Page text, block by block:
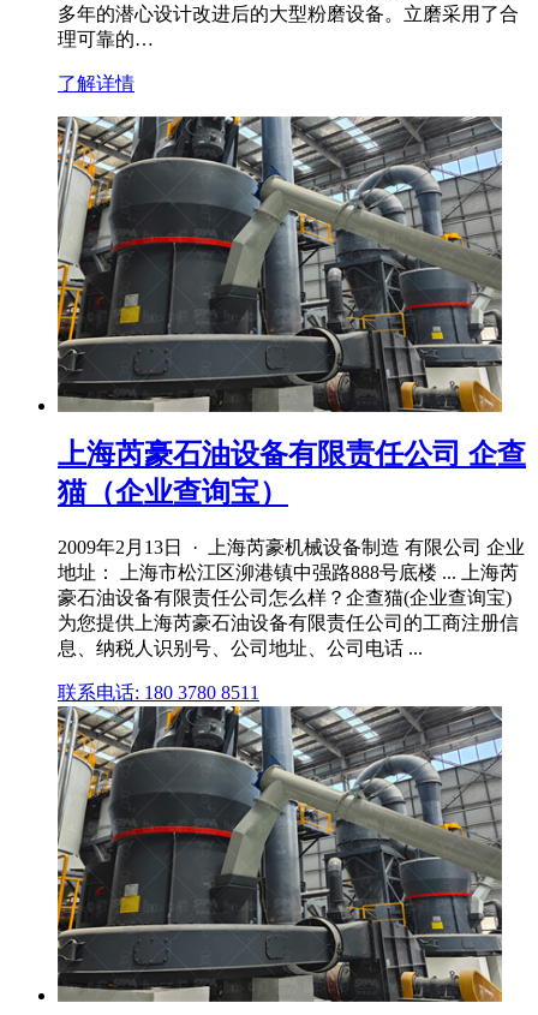
多年的潜心设计改进后的大型粉磨设备。立磨采用了合
理可靠的…
了解详情
上海芮豪石油设备有限责任公司 企查
猫（企业查询宝）
2009年2月13日 · 上海芮豪机械设备制造 有限公司 企业
地址： 上海市松江区泖港镇中强路888号底楼 ... 上海芮
豪石油设备有限责任公司怎么样？企查猫(企业查询宝)
为您提供上海芮豪石油设备有限责任公司的工商注册信
息、纳税人识别号、公司地址、公司电话 ...
联系电话: 180 3780 8511